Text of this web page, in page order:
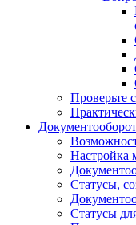
Проверьте
Документооборот
Настройка
Статусы,
Статусы